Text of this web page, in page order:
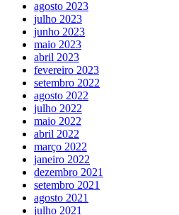
agosto 2023
julho 2023
junho 2023
maio 2023
abril 2023
fevereiro 2023
setembro 2022
agosto 2022
julho 2022
maio 2022
abril 2022
março 2022
janeiro 2022
dezembro 2021
setembro 2021
agosto 2021
julho 2021